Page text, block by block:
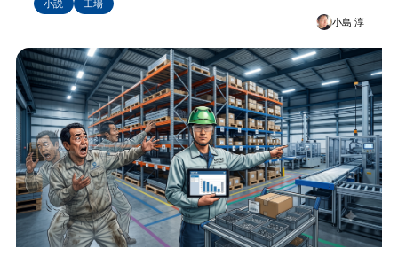
小説
工場
小島 淳